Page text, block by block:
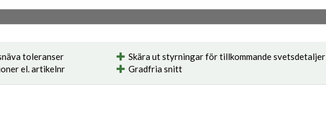
toleranser
Skära ut styrningar för tillkommande svetsdetaljer
el. artikelnr
Gradfria snitt